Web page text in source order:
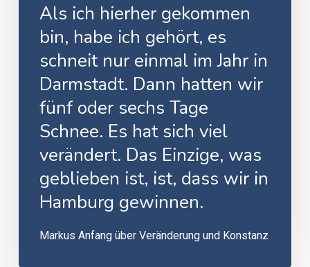
Als ich hierher gekommen
bin, habe ich gehört, es
schneit nur einmal im Jahr in
Darmstadt. Dann hatten wir
fünf oder sechs Tage
Schnee. Es hat sich viel
verändert. Das Einzige, was
geblieben ist, ist, dass wir in
Hamburg gewinnen.
Markus Anfang über Veränderung und Konstanz